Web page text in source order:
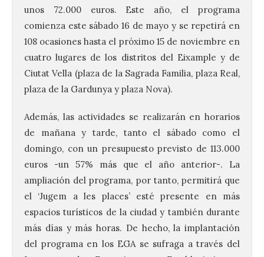
unos 72.000 euros. Este año, el programa
comienza este sábado 16 de mayo y se repetirá en
108 ocasiones hasta el próximo 15 de noviembre en
cuatro lugares de los distritos del Eixample y de
Ciutat Vella (plaza de la Sagrada Familia, plaza Real,
plaza de la Gardunya y plaza Nova).
Además, las actividades se realizarán en horarios
de mañana y tarde, tanto el sábado como el
domingo, con un presupuesto previsto de 113.000
euros -un 57% más que el año anterior-. La
ampliación del programa, por tanto, permitirá que
el ‘Jugem a les places’ esté presente en más
espacios turísticos de la ciudad y también durante
más días y más horas. De hecho, la implantación
del programa en los EGA se sufraga a través del